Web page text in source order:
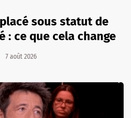
sous statut de
: ce que cela change
7 août 2026